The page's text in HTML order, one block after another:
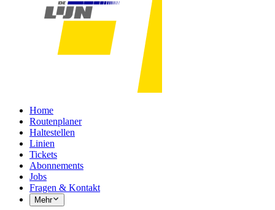
Home
Routenplaner
Haltestellen
Linien
Tickets
Abonnements
Jobs
Fragen & Kontakt
Mehr